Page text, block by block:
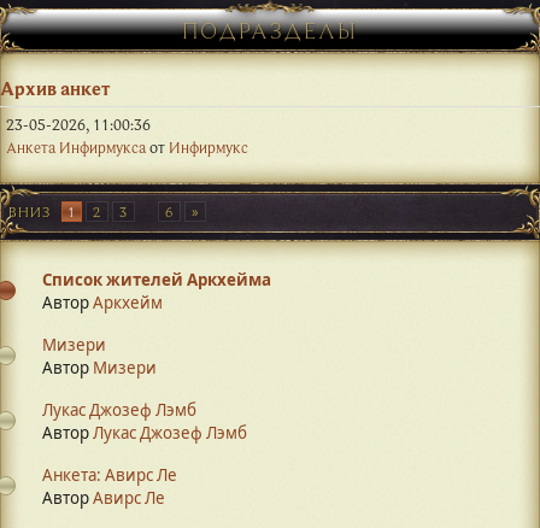
ПОДРАЗДЕЛЫ
Архив анкет
23-05-2026, 11:00:36
Анкета Инфирмуксаот Инфирмукс
ВНИЗ 1 2 3 6
Список жителей Аркхейма
АвторАркхейм
Мизери
Автор Mизери
Лукас Джозеф Лэмб
АвторЛукас Джозеф Лэмб
Анкета: Авирс Ле
АвторАвирс Ле